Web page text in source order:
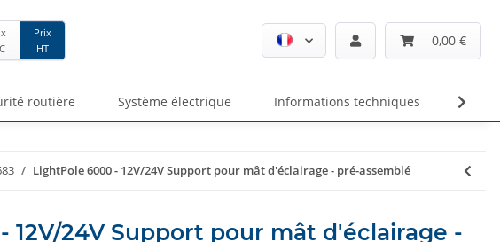
Prix
HT
0,00 €
routière Système électrique Informations techniques
LightPole 6000 - 12V/24V Support pour mât d'éclairage - pré-assemblé
12V/24V Support pour mât d'éclairage -